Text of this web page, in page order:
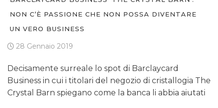
NON C’È PASSIONE CHE NON POSSA DIVENTARE
UN VERO BUSINESS
28 Gennaio 2019
Decisamente surreale lo spot di Barclaycard
Business in cui i titolari del negozio di cristallogia The
Crystal Barn spiegano come la banca li abbia aiutati